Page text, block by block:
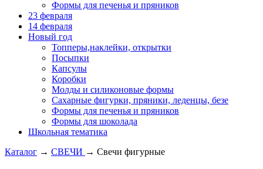
Формы для печенья и пряников
23 февраля
14 февраля
Новый год
Топперы,наклейки, открытки
Посыпки
Капсулы
Коробки
Молды и силиконовые формы
Сахарные фигурки, пряники, леденцы, безе
Формы для печенья и пряников
Формы для шоколада
Школьная тематика
Каталог → СВЕЧИ → Свечи фигурные